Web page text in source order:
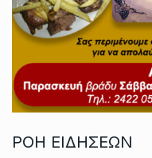
ΡΟΗ ΕΙΔΗΣΕΩΝ